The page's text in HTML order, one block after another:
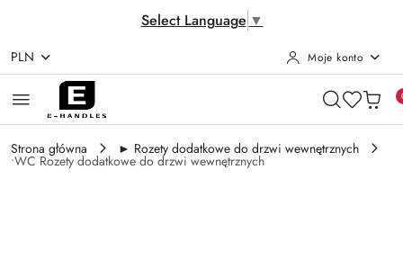
Select Language ▼
Przejdź do treści głównej
Przejdź do wyszukiwarki
Przejdź do moje konto
Przejdź do menu głównego
Przejdź do opisu produktu
Przejdź do stopki
PLN Moje konto
Strona główna ► Rozety dodatkowe do drzwi wewnętrznych
•WC Rozety dodatkowe do drzwi wewnętrznych